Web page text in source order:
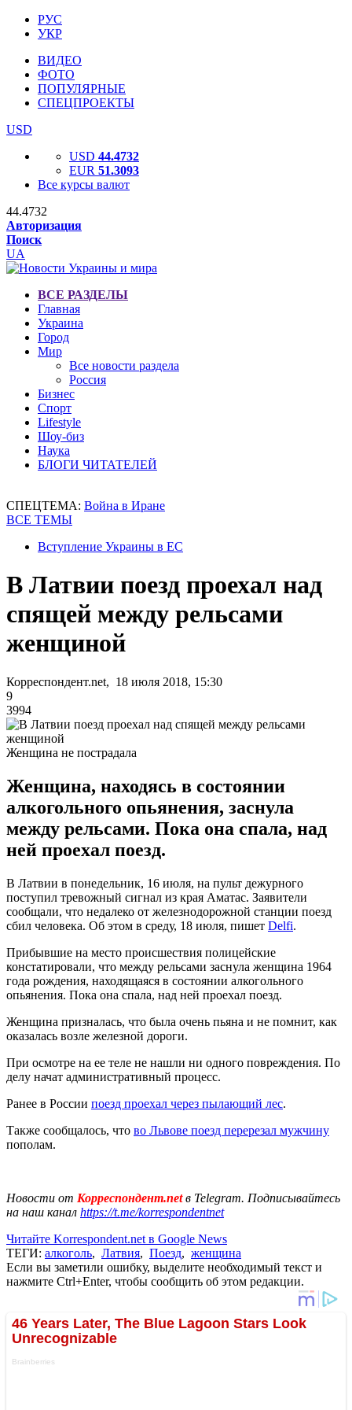
РУС
УКР
ВИДЕО
ФОТО
ПОПУЛЯРНЫЕ
СПЕЦПРОЕКТЫ
USD
USD 44.4732
EUR 51.3093
Все курсы валют
44.4732
Авторизация
Поиск
UA
ВСЕ РАЗДЕЛЫ
Главная
Украина
Город
Мир
Все новости раздела
Россия
Бизнес
Спорт
Lifestyle
Шоу-биз
Наука
БЛОГИ ЧИТАТЕЛЕЙ
СПЕЦТЕМА: Война в Иране
ВСЕ ТЕМЫ
Вступление Украины в ЕС
В Латвии поезд проехал над
спящей между рельсами
женщиной
Корреспондент.net, 18 июля 2018, 15:30
9
3994
Женщина не пострадала
Женщина, находясь в состоянии
алкогольного опьянения, заснула
между рельсами. Пока она спала, над
ней проехал поезд.
В Латвии в понедельник, 16 июля, на пульт дежурного
поступил тревожный сигнал из края Аматас. Заявители
сообщали, что недалеко от железнодорожной станции поезд
сбил человека. Об этом в среду, 18 июля, пишет Delfi.
Прибывшие на место происшествия полицейские
констатировали, что между рельсами заснула женщина 1964
года рождения, находящаяся в состоянии алкогольного
опьянения. Пока она спала, над ней проехал поезд.
Женщина призналась, что была очень пьяна и не помнит, как
оказалась возле железной дороги.
При осмотре на ее теле не нашли ни одного повреждения. По
делу начат административный процесс.
Ранее в России поезд проехал через пылающий лес.
Также сообщалось, что во Львове поезд перерезал мужчину
пополам.
Новости от Корреспондент.netв Telegram. Подписывайтесь
на наш канал https://t.me/korrespondentnet
Читайте Korrespondent.net в Google News
ТЕГИ: алкоголь, Латвия, Поезд, женщина
Если вы заметили ошибку, выделите необходимый текст и
нажмите Ctrl+Enter, чтобы сообщить об этом редакции.